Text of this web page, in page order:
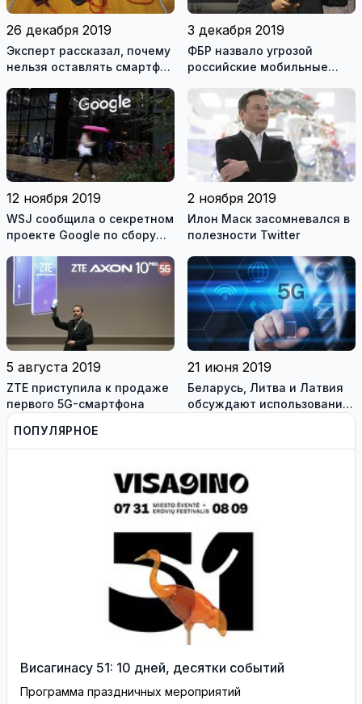
26 декабря 2019
Эксперт рассказал, почему
нельзя оставлять смартфон
3 декабря 2019
ФБР назвало угрозой
российские мобильные
12 ноября 2019
WSJ сообщила о секретном
проекте Google по сбору
данных
2 ноября 2019
Илон Маск засомневался в
полезности Twitter
5 августа 2019
ZTE приступила к продаже
первого 5G-смартфона
21 июня 2019
Беларусь, Литва и Латвия
обсуждают использование
ПОПУЛЯРНОЕ
Висагинасу 51: 10 дней, десятки событий
Программа праздничных мероприятий